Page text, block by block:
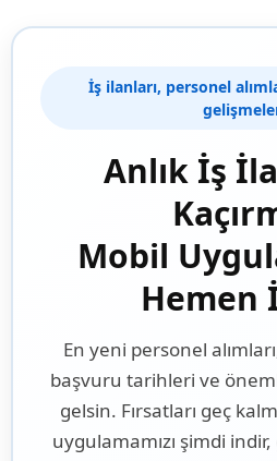
İş ilanları, personel
Anlık İş
Mobil
Hemen
En yeni personel
başvuru tarihleri ve
gelsin. Fırsatları geç
uygulamamızı şimdi